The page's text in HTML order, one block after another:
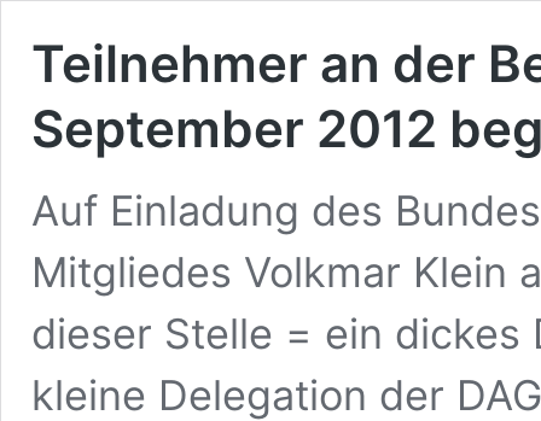
Teilnehmer an der
September 2012
Auf Einladung des
Mitgliedes Volkmar Klein
dieser Stelle = ein dickes
kleine Delegation der